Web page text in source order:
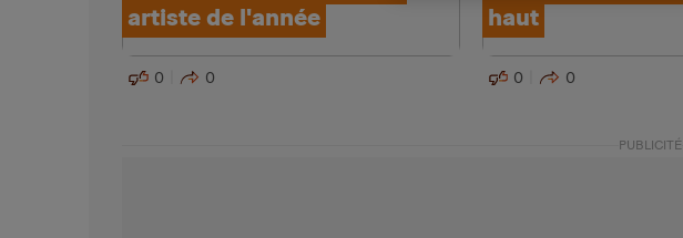
artiste de l'année
0 0
haut
0 0
PUBLICITÉ